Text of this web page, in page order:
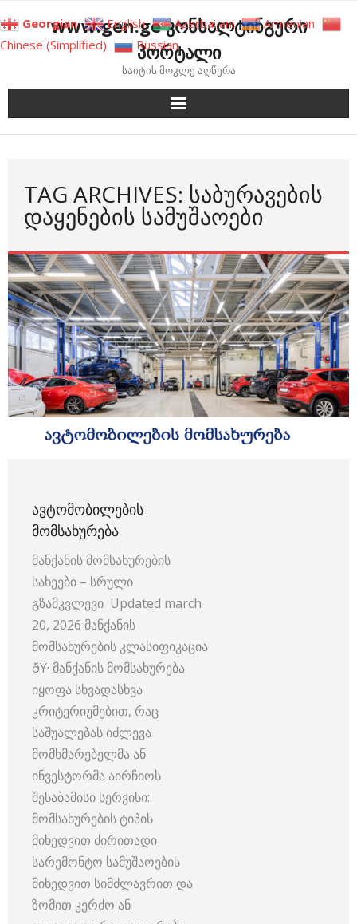
to
content
www.gen.ge კონსალტინგური
პორტალი
საიტის მოკლე აღწერა
TAG ARCHIVES: ᲡᲐᲑᲣᲠᲐᲕᲔᲑᲘᲡ
ᲓᲐᲧᲔᲜᲔᲑᲘᲡ ᲡᲐᲛᲣᲨᲐᲝᲔᲑᲘ
ᲐᲕᲢᲝᲛᲝᲑᲘᲚᲔᲑᲘᲡ
ᲛᲝᲛᲡᲐᲮᲣᲠᲔᲑᲐ
მანქანის მომსახურების
სახეები – სრული
გზამკვლევი Updated march
20, 2026 მანქანის
მომსახურების კლასიფიკაცია
ðŸ·️ მანქანის მომსახურება
იყოფა სხვადასხვა
კრიტერიუმებით, რაც
საშუალებას იძლევა
მომხმარებელმა ან
ინვესტორმა აირჩიოს
შესაბამისი სერვისი:
მომსახურების ტიპის
მიხედვით ძირითადი
სარემონტო სამუშაოების
მიხედვით სიმძლავრით და
ზომით კერძო ან
Georgian English Azerbaijani
Armenian
Chinese (Simplified)
Russian